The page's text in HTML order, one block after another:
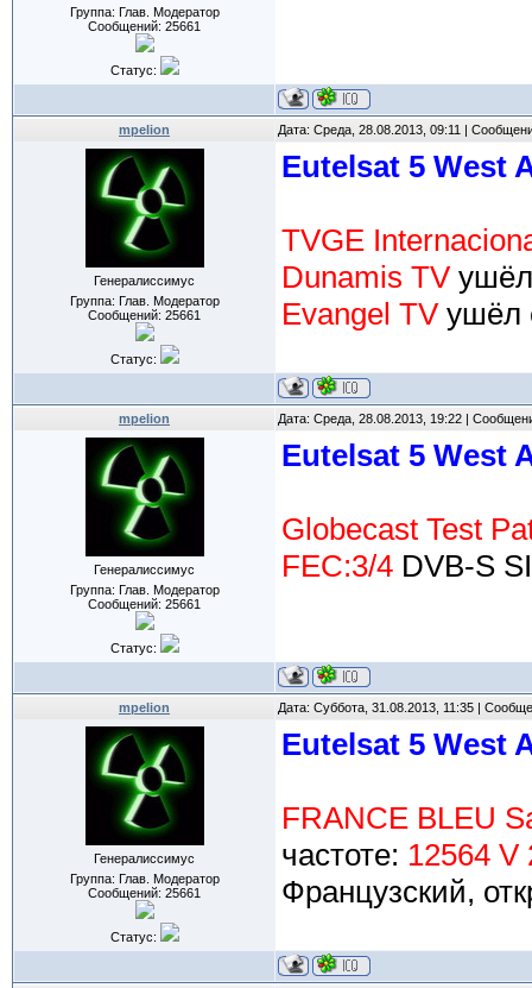
Группа: Глав. Модератор
Сообщений: 25661
Статус:
mpelion Дата: Среда, 28.08.2013, 09:11 |
Генералиссимус
Группа: Глав. Модератор
Сообщений: 25661
Статус:
Eutelsat 5 West
TVGE
Dunamis TV
Evangel TV ушёл
mpelion Дата: Среда, 28.08.2013, 19:22 |
Генералиссимус
Группа: Глав. Модератор
Сообщений: 25661
Статус:
Eutelsat 5 West
Globecast Test
FEC:3/4 DVB-S
mpelion Дата: Суббота, 31.08.2013, 11:35 |
Генералиссимус
Группа: Глав. Модератор
Сообщений: 25661
Статус:
Eutelsat 5 West
FRANCE BLEU
частоте: 12564 V
Французский,